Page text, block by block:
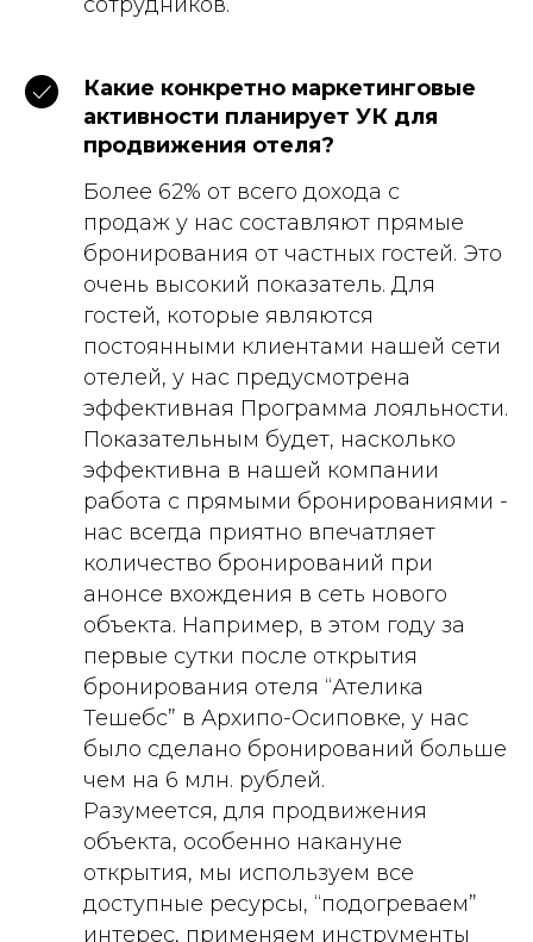
Какие конкретно маркетинговые
активности планирует УК для
продвижения отеля?
Более 62% от всего дохода с
продаж у нас составляют прямые
бронирования от частных гостей. Это
очень высокий показатель. Для
гостей, которые являются
постоянными клиентами нашей сети
отелей, у нас предусмотрена
эффективная Программа лояльности.
Показательным будет, насколько
эффективна в нашей компании
работа с прямыми бронированиями -
нас всегда приятно впечатляет
количество бронирований при
анонсе вхождения в сеть нового
объекта. Например, в этом году за
первые сутки после открытия
бронирования отеля “Ателика
Тешебс” в Архипо-Осиповке, у нас
было сделано бронирований больше
чем на 6 млн. рублей.
Разумеется, для продвижения
объекта, особенно накануне
открытия, мы используем все
доступные ресурсы, “подогреваем”
интерес, применяем инструменты